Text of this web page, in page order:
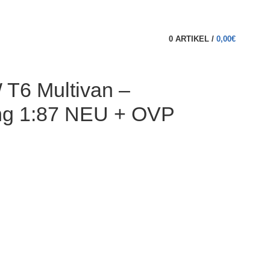
0 ARTIKEL / 0,00€
T6 Multivan –
1:87 NEU + OVP